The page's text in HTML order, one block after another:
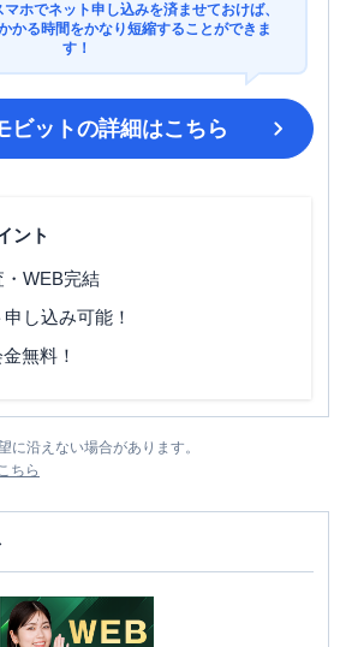
ホでネット申し込みを済ませておけば、
かる時間をかなり短縮することができま
す！
ビットの詳細はこちら
ント
・WEB完結
し込み可能！
無料！
に沿えない場合があります。
ちら